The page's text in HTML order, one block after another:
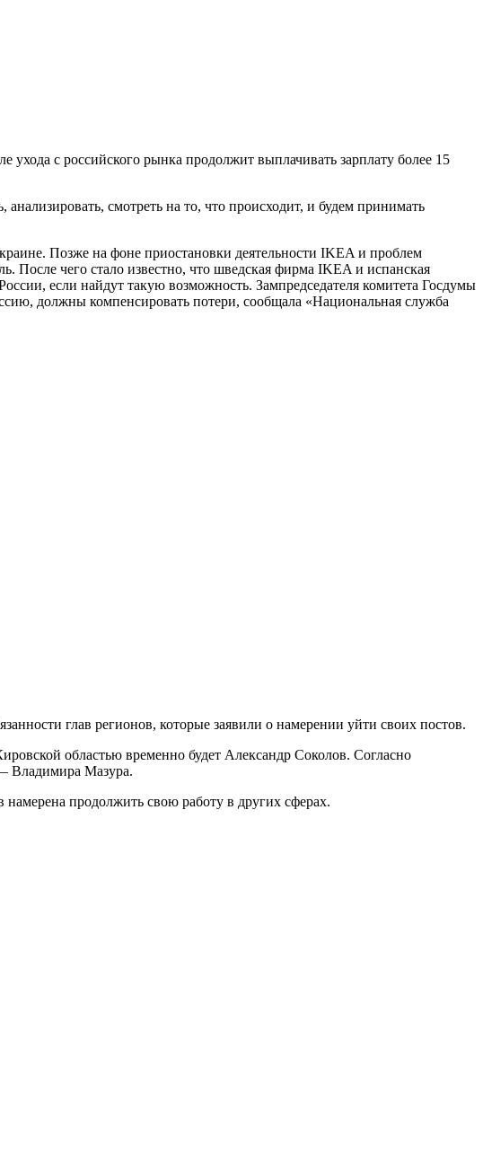
ухода с российского рынка продолжит выплачивать зарплату более 15
смотреть на то, что происходит, и будем принимать
Позже на фоне приостановки деятельности IKEA и проблем
После чего стало известно, что шведская фирма IKEA и испанская
если найдут такую возможность. Зампредседателя комитета Госдумы
должны компенсировать потери, сообщала «Национальная служба
глав регионов, которые заявили о намерении уйти своих постов.
областью временно будет Александр Соколов. Согласно
Владимира Мазура.
продолжить свою работу в других сферах.